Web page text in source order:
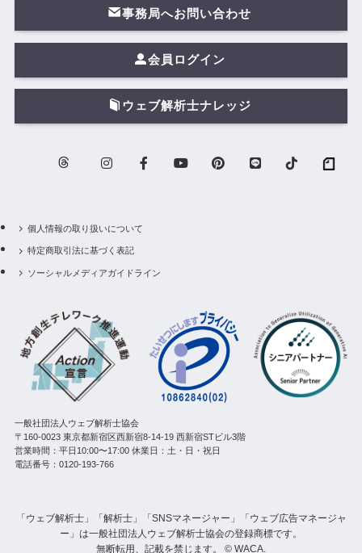
事務局へお問い合わせ
会員ログイン
ウェブ解析士ナレッジ
個人情報の取り扱いについて
特定商取引法に基づく表記
ソーシャルメディアガイドライン
一般社団法人ウェブ解析士協会
〒160-0023 東京都新宿区西新宿8-14-19 西新宿STビル3階
営業時間：平日10:00〜17:00 休業日：土・日・祝日
電話番号：0120-193-766
「ウェブ解析士」「解析士」「SNSマネージャー」「ウェブ広告マネージャ
ー」は一般社団法人ウェブ解析士協会の登録商標です。
無断転用、記載を禁じます。 © WACA.